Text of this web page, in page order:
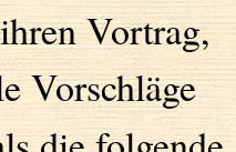
Vortrag,
Vorschläge